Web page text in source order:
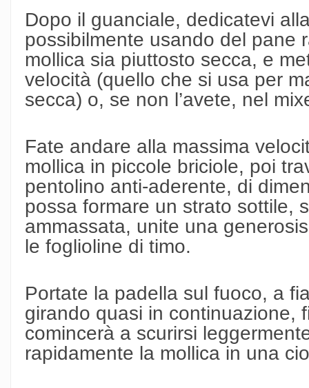
Dopo il guanciale, dedicatevi
possibilmente usando del pane
mollica sia piuttosto secca, e
velocità (quello che si usa per
secca) o, se non l’avete, nel
Fate andare alla massima
mollica in piccole briciole, poi
pentolino anti-aderente, di
possa formare un strato sottile,
ammassata, unite una
le foglioline di timo.
Portate la padella sul fuoco, a
girando quasi in continuazione,
comincerà a scurirsi
rapidamente la mollica in una